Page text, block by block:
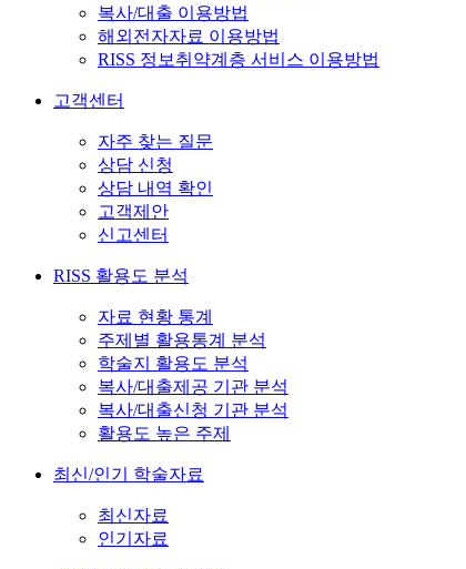
복사/대출 이용방법
해외전자자료 이용방법
RISS 정보취약계층 서비스 이용방법
고객센터
자주 찾는 질문
상담 신청
상담 내역 확인
고객제안
신고센터
RISS 활용도 분석
자료 현황 통계
주제별 활용통계 분석
학술지 활용도 분석
복사/대출제공 기관 분석
복사/대출신청 기관 분석
활용도 높은 주제
최신/인기 학술자료
최신자료
인기자료